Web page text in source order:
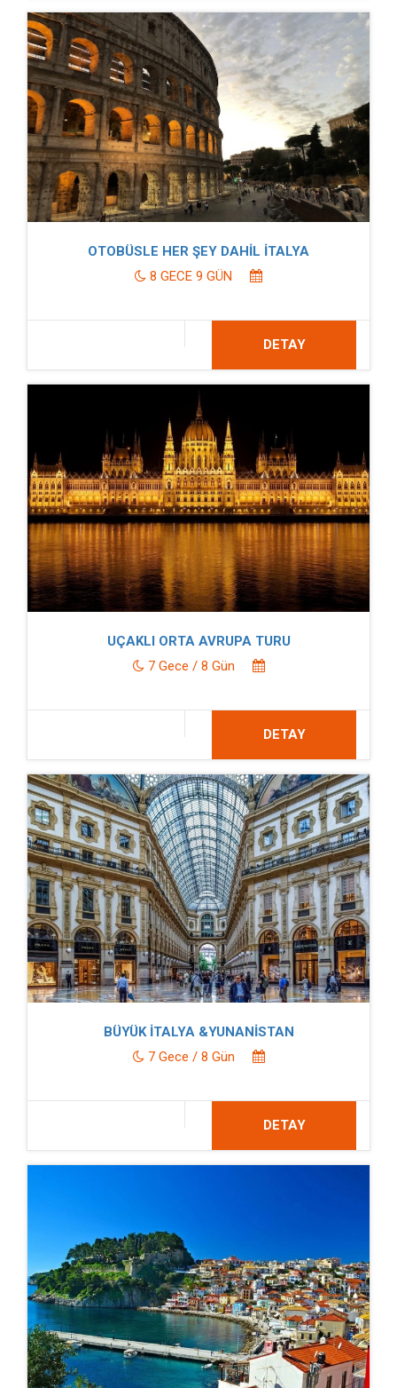
OTOBÜSLE HER ŞEY DAHİL İTALYA
8 GECE 9 GÜN
DETAY
UÇAKLI ORTA AVRUPA TURU
7 Gece / 8 Gün
DETAY
BÜYÜK İTALYA &YUNANİSTAN
7 Gece / 8 Gün
DETAY